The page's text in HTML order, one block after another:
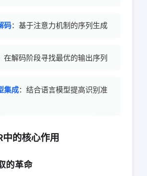
码：基于注意力机制的序列生成
在解码阶段寻找最优的输出序列
集成：结合语言模型提高识别准
的核心作用
的革命